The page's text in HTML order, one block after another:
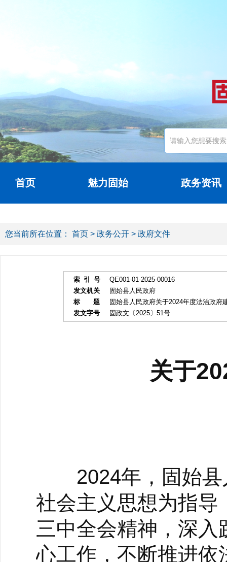
首页 魅力固始 政务资讯
您当前所在位置： 首页 > 政务公开 > 政府文件
索 引 号
QE001-01-2025-00016
发文机关
固始县人民政府
标 题
固始县人民政府关于2024年度法治政府
发文字号
固政文〔2025〕51号
关于
2024年，固始县
社会主义思想为指导
三中全会精神，深
心工作，不断推进依